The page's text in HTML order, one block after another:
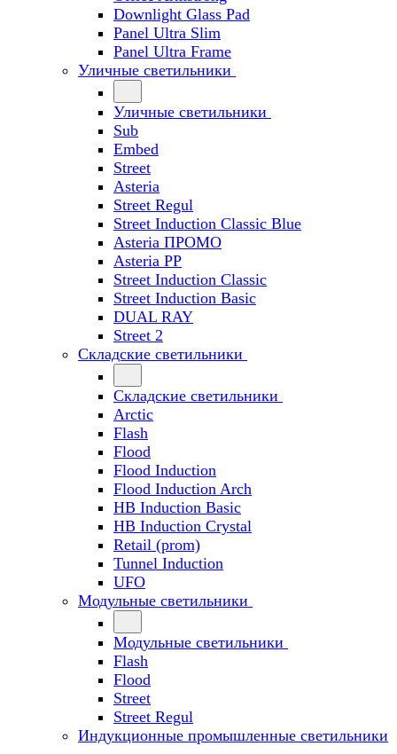
Downlight Glass Pad
Panel Ultra Slim
Panel Ultra Frame
Уличные светильники
Уличные светильники
Sub
Embed
Street
Asteria
Street Regul
Street Induction Classic Blue
Asteria ПРОМО
Asteria PP
Street Induction Classic
Street Induction Basic
DUAL RAY
Street 2
Складские светильники
Складские светильники
Arctic
Flash
Flood
Flood Induction
Flood Induction Arch
HB Induction Basic
HB Induction Crystal
Retail (prom)
Tunnel Induction
UFO
Модульные светильники
Модульные светильники
Flash
Flood
Street
Street Regul
Индукционные промышленные светильники